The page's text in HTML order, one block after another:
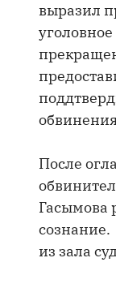
выразил
После
Гасымова
из зала